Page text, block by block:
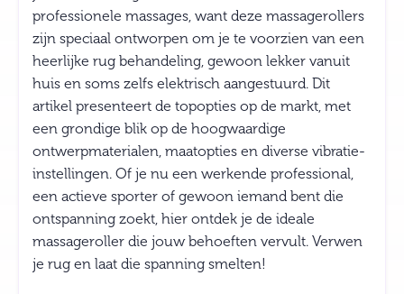
professionele massages, want deze massagerollers
zijn speciaal ontworpen om je te voorzien van een
heerlijke rug behandeling, gewoon lekker vanuit
huis en soms zelfs elektrisch aangestuurd. Dit
artikel presenteert de topopties op de markt, met
een grondige blik op de hoogwaardige
ontwerpmaterialen, maatopties en diverse vibratie-
instellingen. Of je nu een werkende professional,
een actieve sporter of gewoon iemand bent die
ontspanning zoekt, hier ontdek je de ideale
massageroller die jouw behoeften vervult. Verwen
je rug en laat die spanning smelten!